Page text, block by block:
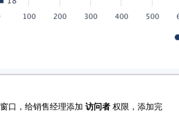
窗口，给销售经理添加 访问者 权限，添加完